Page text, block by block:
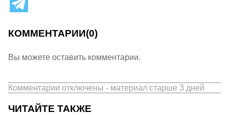
КОММЕНТАРИИ(0)
Вы можете оставить комментарии.
Комментарии отключены - материал старше 3 дней
ЧИТАЙТЕ ТАКЖЕ